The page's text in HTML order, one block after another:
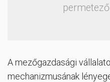
A mezőgazdasági
mechanizmusának